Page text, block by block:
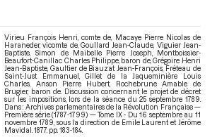
Virieu François Henri, comte de, Macaye Pierre Nicolas de
Haraneder, vicomte de, Goullard Jean-Claude, Viguier Jean-
Baptiste, Simon de Maibelle Pierre Joseph, Montboissier-
Beaufort-Canillac Charles Philippe, baron de, Grégoire Henri
Jean-Baptiste, Gaultier de Biauzat Jean-François, Fréteau de
Saint-Just Emmanuel, Gillet de la Jaqueminière Louis
Charles, Anson Pierre Hubert, Rochebrune Amable de
Brugier, baron de. Discussion concernant le projet de décret
sur les impositions, lors de la séance du 25 septembre 1789.
Dans : Archives parlementaires de la Révolution Française —
Première série (1787-1799) — Tome IX - Du 16 septembre au 11
novembre 1789 , sous la direction de Emile Laurent et Jérôme
Mavidal. 1877. pp. 183-184.